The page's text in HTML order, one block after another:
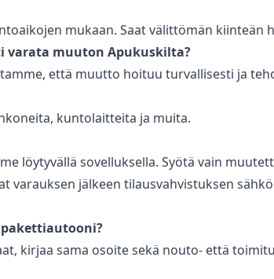
mukaan. Saat välittömän kiinteän
varata muuton Apukuskilta?
että muutto hoituu turvallisesti ja
kuntolaitteita ja muita.
löytyvällä sovelluksella. Syötä vain
varauksen jälkeen tilausvahvistuksen
pakettiautooni?
kirjaa sama osoite sekä nouto- että